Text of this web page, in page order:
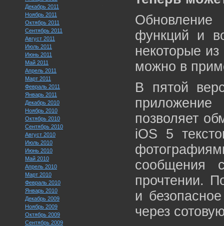
Декабрь 2011
Ноябрь 2011
Октябрь 2011
Сентябрь 2011
Август 2011
Июль 2011
Июнь 2011
Май 2011
Апрель 2011
Март 2011
Февраль 2011
Январь 2011
Декабрь 2010
Ноябрь 2010
Октябрь 2010
Сентябрь 2010
Август 2010
Июль 2010
Июнь 2010
Май 2010
Апрель 2010
Март 2010
Февраль 2010
Январь 2010
Декабрь 2009
Ноябрь 2009
Октябрь 2009
Сентябрь 2009
функций и
некоторые
можно в
В пятой
позволяет
iOS 5
сообщения
прочтении.
и
через